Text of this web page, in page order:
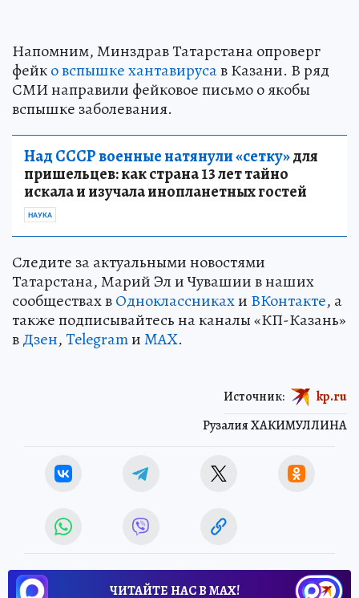
Напомним, Минздрав Татарстана опроверг
фейко вспышке хантавирусав Казани. В ряд
СМИ направили фейковое письмо о якобы
вспышке заболевания.
Над СССР военные натянули «сетку»для
пришельцев: как страна 13 лет тайно
искала и изучала инопланетных гостей
НАУКА
Следите за актуальными новостями
Татарстана, Марий Эл и Чувашии в наших
сообществах вОдноклассникахи ВКонтакте, а
также подписывайтесь на каналы «КП-Казань»
вДзен,TelegramиMAX.
Рузалия ХАКИМУЛЛИНА
Источник: kp.ru
ЧИТАЙТЕ НАС В МАХ!